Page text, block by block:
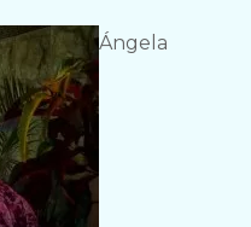
Ángela